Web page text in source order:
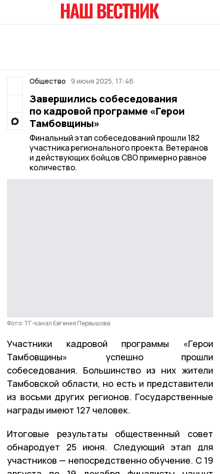
Общество 9 июня 2025, 17:46
Завершились собеседования
по кадровой программе «Герои
Тамбовщины»
Финальный этап собеседований прошли 182
участника регионального проекта. Ветеранов
и действующих бойцов СВО примерно равное
количество.
Фото: ТГ-канал Евгения Первышова
Участники кадровой программы «Герои
Тамбовщины» успешно прошли
собеседования. Большинство из них жители
Тамбовской области, но есть и представители
из восьми других регионов. Государственные
награды имеют 127 человек.
Итоговые результаты общественный совет
обнародует 25 июня. Следующий этап для
участников — непосредственно обучение. С 19